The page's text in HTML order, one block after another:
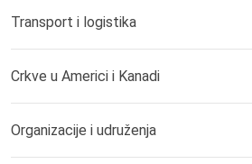
Transport i logistika
Crkve u Americi i Kanadi
Organizacije i udruženja